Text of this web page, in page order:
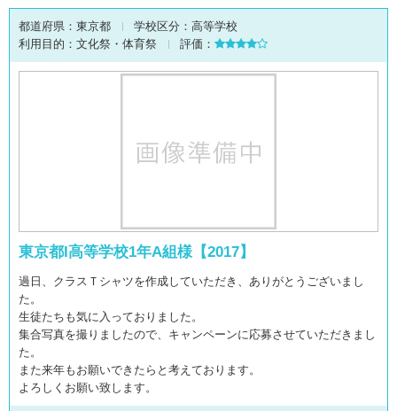
都道府県： 東京都 学校区分： 高等学校
利用目的： 文化祭・体育祭 評価：
東京都I高等学校1年A組様【2017】
過日、クラスＴシャツを作成していただき、ありがとうございまし
た。
生徒たちも気に入っておりました。
集合写真を撮りましたので、キャンペーンに応募させていただきまし
た。
また来年もお願いできたらと考えております。
よろしくお願い致します。